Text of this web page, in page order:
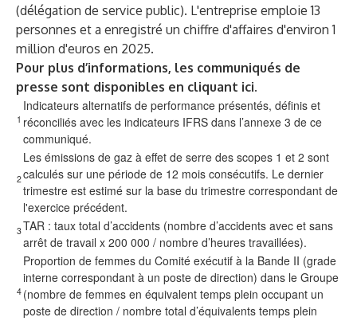
(délégation de service public). L'entreprise emploie 13
personnes et a enregistré un chiffre d'affaires d'environ 1
million d'euros en 2025.
Pour plus d’informations, les communiqués de
presse sont disponibles en cliquant ici.
1
Indicateurs alternatifs de performance présentés, définis et
réconciliés avec les indicateurs IFRS dans l’annexe 3 de ce
communiqué.
2
Les émissions de gaz à effet de serre des scopes 1 et 2 sont
calculés sur une période de 12 mois consécutifs. Le dernier
trimestre est estimé sur la base du trimestre correspondant de
l'exercice précédent.
3TAR : taux total d’accidents (nombre d’accidents avec et sans
arrêt de travail x 200 000 / nombre d’heures travaillées).
4
Proportion de femmes du Comité exécutif à la Bande II (grade
interne correspondant à un poste de direction) dans le Groupe
(nombre de femmes en équivalent temps plein occupant un
poste de direction / nombre total d’équivalents temps plein